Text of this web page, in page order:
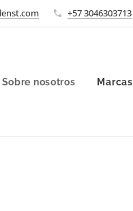
+57 3046303713
Sobre nosotros Marcas